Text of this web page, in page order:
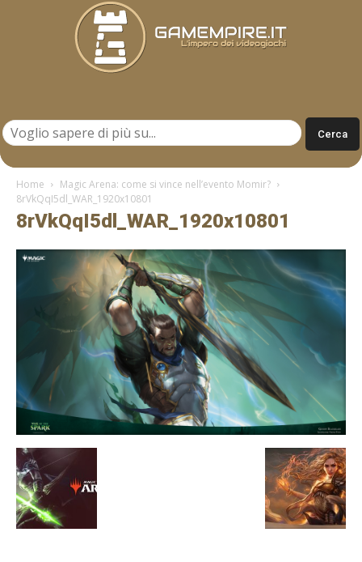
Home
Magic Arena: come si vince nell’evento Momir?
8rVkQqI5dl_WAR_1920x10801
8rVkQqI5dl_WAR_1920x10801